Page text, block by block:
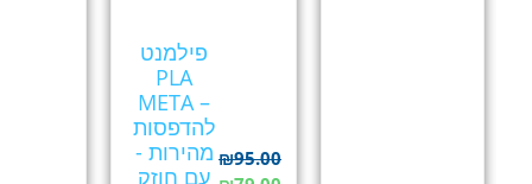
פילמנט
PLA
META –
להדפסות
מהירות -
עם חוזק
₪95.00